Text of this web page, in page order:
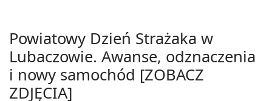
Powiatowy Dzień Strażaka w
Lubaczowie. Awanse, odznaczenia
i nowy samochód [ZOBACZ
ZDJĘCIA]